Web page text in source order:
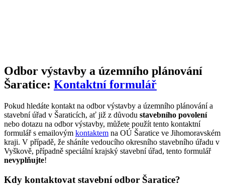
Odbor výstavby a územního plánování
Šaratice: Kontaktní formulář
Pokud hledáte kontakt na odbor výstavby a územního plánování a
stavební úřad v Šaraticích, ať již z důvodu stavebního povolení
nebo dotazu na odbor výstavby, můžete použít tento kontaktní
formulář s emailovým kontaktem na OÚ Šaratice ve Jihomoravském
kraji. V případě, že sháníte vedoucího okresního stavebního úřadu v
Vyškově, případně speciální krajský stavební úřad, tento formulář
nevyplňujte!
Kdy kontaktovat stavební odbor Šaratice?